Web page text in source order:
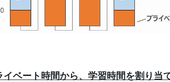
イベート時間から、学習時間を割り当